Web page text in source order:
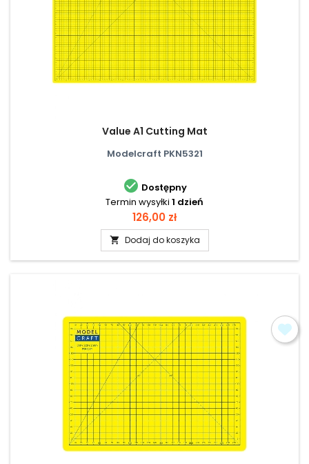
Value A1 Cutting Mat
Modelcraft PKN5321
 Dostępny
Termin wysyłki 1 dzień
Cena
126,00 zł
 Dodaj do koszyka